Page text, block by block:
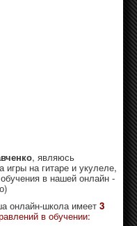
, являюсь
игры на гитаре и укулеле,
в нашей онлайн -
онлайн-школа имеет 3
в обучении: